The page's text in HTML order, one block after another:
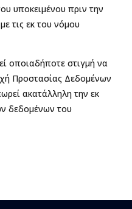
υποκειμένου πριν την
τις εκ του νόμου
οποιαδήποτε στιγμή να
Προστασίας Δεδομένων
ακατάλληλη την εκ
δεδομένων του